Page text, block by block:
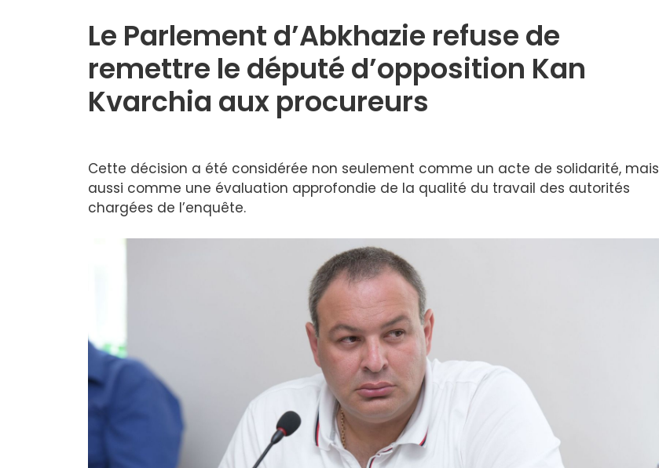
Le Parlement d’Abkhazie refuse de
remettre le député d’opposition Kan
Kvarchia aux procureurs
Cette décision a été considérée non seulement comme un acte de solidarité, mais
aussi comme une évaluation approfondie de la qualité du travail des autorités
chargées de l’enquête.